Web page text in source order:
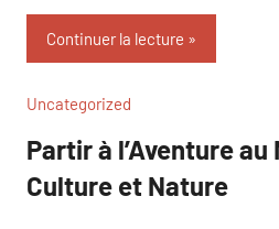
Continuer la lecture
Uncategorized
Partir à l’Aventure au
Culture et Nature